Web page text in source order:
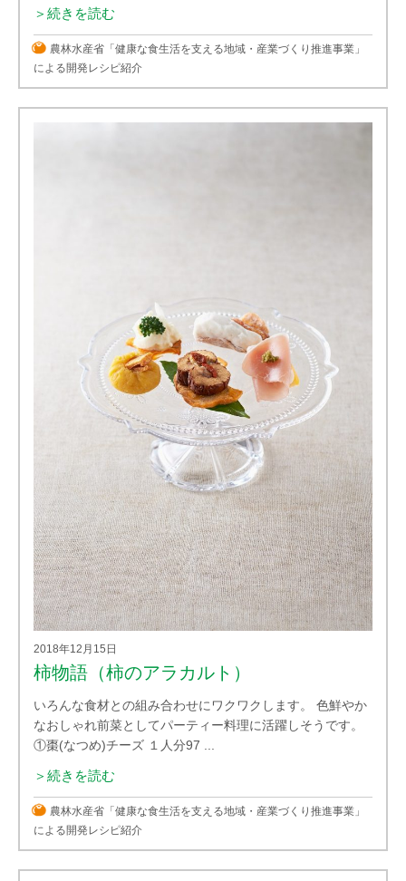
＞続きを読む
農林水産省「健康な食生活を支える地域・産業づくり推進事業」
による開発レシピ紹介
2018年12月15日
柿物語（柿のアラカルト）
いろんな食材との組み合わせにワクワクします。 色鮮やか
なおしゃれ前菜としてパーティー料理に活躍しそうです。
①棗(なつめ)チーズ １人分97 ...
＞続きを読む
農林水産省「健康な食生活を支える地域・産業づくり推進事業」
による開発レシピ紹介